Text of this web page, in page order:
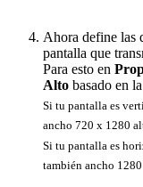
Ahora define las
pantalla que
Para esto en
Alto basado en
Si tu pantalla es
ancho 720 x 1280
Si tu pantalla es
también ancho